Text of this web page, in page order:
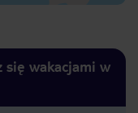
się wakacjami w